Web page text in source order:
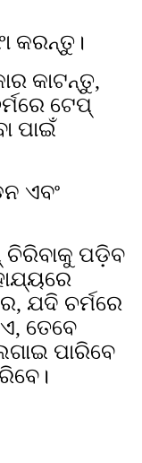
କରନ୍ତୁ।
କାଟନ୍ତୁ,
ଟେପ୍
ପାଇଁ
ଏବଂ
ଚିରିବାକୁ ପଡ଼ିବ
ଯଦି ଚର୍ମରେ
ତେବେ
ପାରିବେ